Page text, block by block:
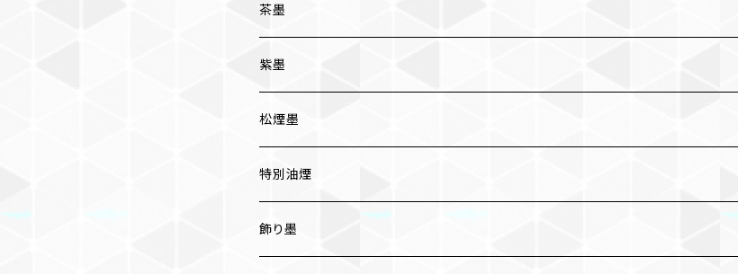
条幅用
一般実用
茶墨
紫墨
松煙墨
いきまつ
おちまつ
特別油煙
椿油煙墨
飾り墨